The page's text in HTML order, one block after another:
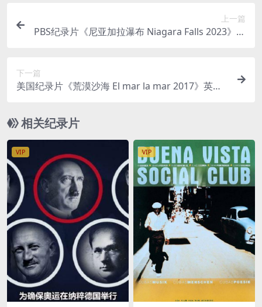
上一篇
PBS纪录片《尼亚加拉瀑布 Niagara Falls 2023》英
下一篇
美国纪录片《荒漠沙海 El mar la mar 2017》英语
相关纪录片
VIP VIP